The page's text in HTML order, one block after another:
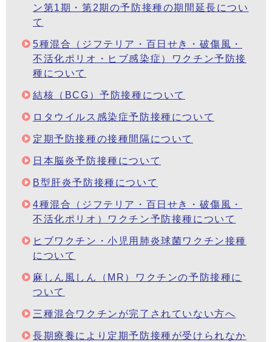
ン第1期・第2期の予防接種の期間延長につい
て
5種混合（ジフテリア・百日せき・破傷風・
不活化ポリオ・ヒブ感染症）ワクチン予防接
種について
結核（BCG）予防接種について
ロタウイルス感染症予防接種について
定期予防接種の接種間隔について
日本脳炎予防接種について
B型肝炎予防接種について
4種混合（ジフテリア・百日せき・破傷風・
不活化ポリオ）ワクチン予防接種について
ヒブワクチン・小児用肺炎球菌ワクチン接種
について
麻しん風しん（MR）ワクチンの予防接種に
ついて
三種混合ワクチンが完了されていない方へ
長期療養により定期予防接種が受けられなか